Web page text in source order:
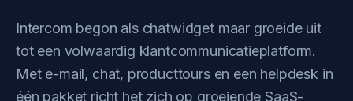
Intercom begon als chatwidget maar groeide uit
tot een volwaardig klantcommunicatieplatform.
Met e-mail, chat, producttours en een helpdesk in
één pakket richt het zich op groeiende SaaS-